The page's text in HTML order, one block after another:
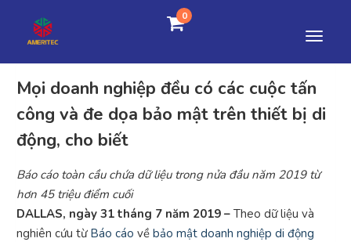
0
Mọi doanh nghiệp đều có các cuộc tấn
công và đe dọa bảo mật trên thiết bị di
động, cho biết
Báo cáo toàn cầu chứa dữ liệu trong nửa đầu năm 2019 từ
hơn 45 triệu điểm cuối
DALLAS, ngày 31 tháng 7 năm 2019 – Theo dữ liệu và
nghiên cứu từ Báo cáo về bảo mật doanh nghiệp di động